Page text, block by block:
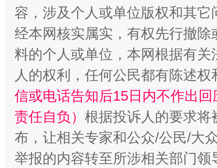
扯下公款旅游的“隐身衣” 如何以
容，涉及个人或单位版权和其它
经本网核实属实，有权先行撤
料的个人或单位，本网根据有
人的权利，任何公民都有陈述
信或电话告知后15日内不作出
责任自负） 根据投诉人的要求将
布，让相关专家和公众/公民/大
举报的内容转至所涉相关部门